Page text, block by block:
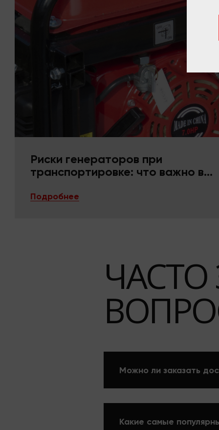
Риски генераторов при
транспортировке: что важно в
Подробнее
Можно ли заказать
Какие самые